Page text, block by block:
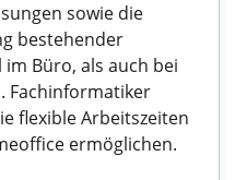
sowie die
bestehender
Büro, als auch bei
Fachinformatiker
flexible Arbeitszeiten
ermöglichen.